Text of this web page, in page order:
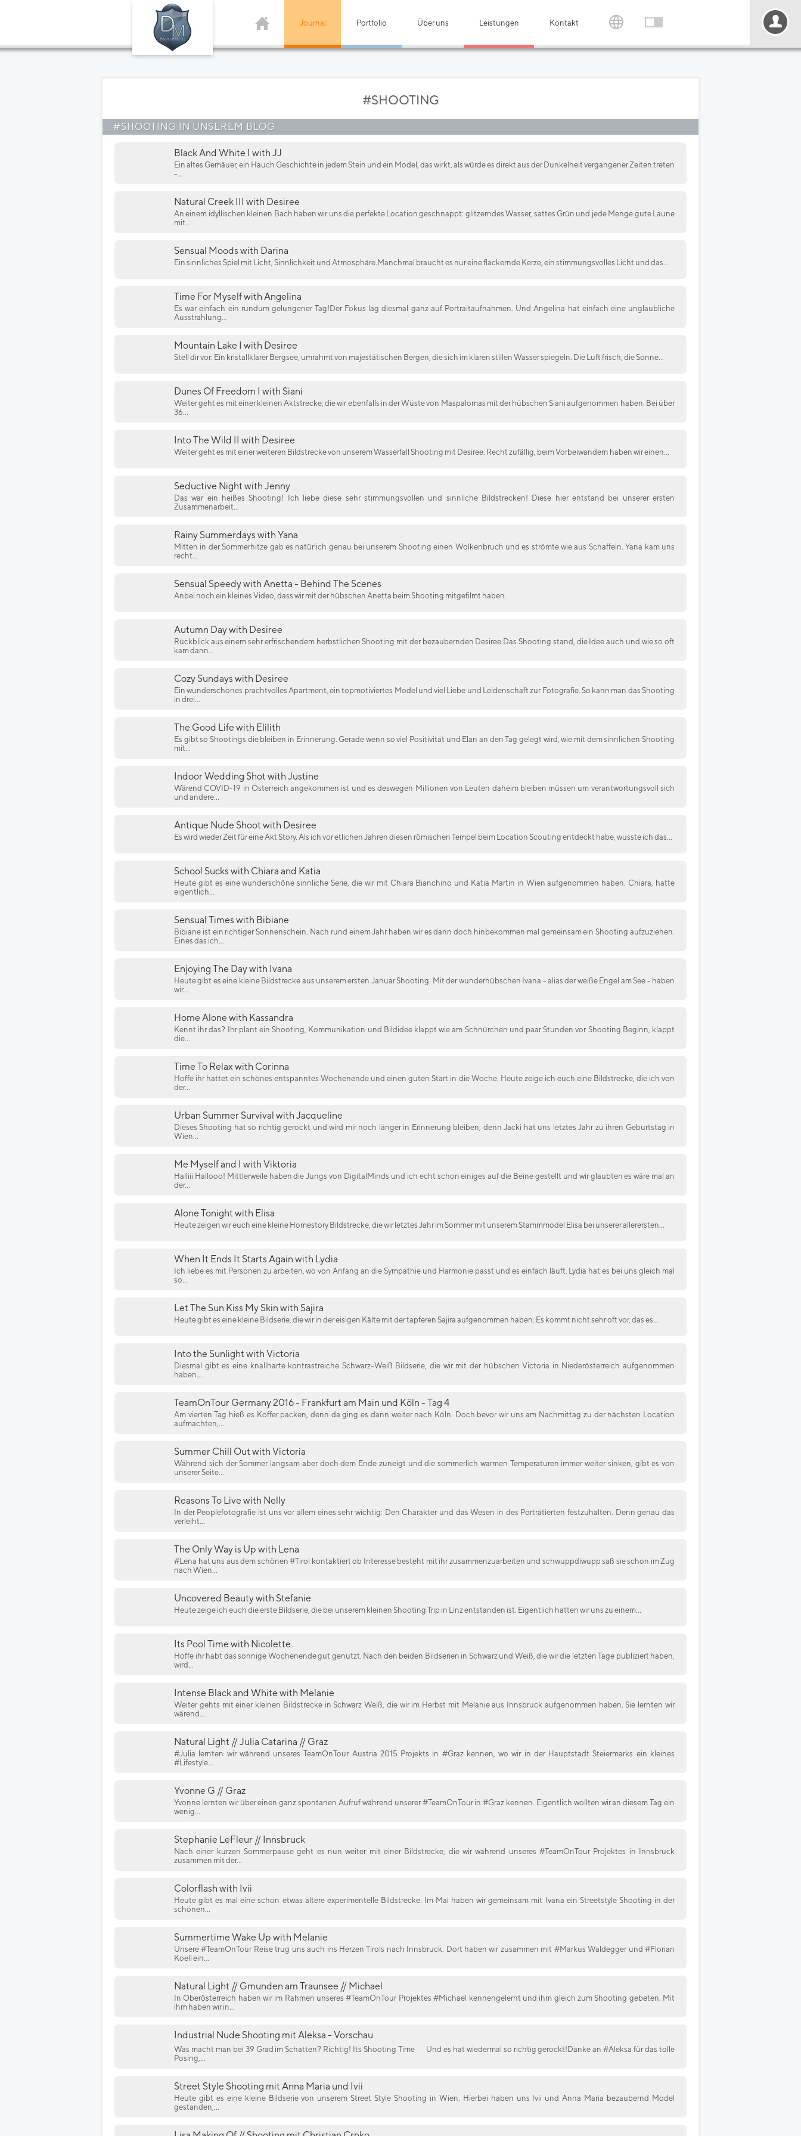
Journal Portfolio Über uns Leistungen Kontakt
#SHOOTING
#SHOOTING IN UNSEREM BLOG
Black And White I with JJ
Ein altes Gemäuer, ein Hauch Geschichte in jedem Stein und ein Model, das wirkt, als würde es direkt aus der Dunkelheit vergangener Zeiten treten
-...
Natural Creek III with Desiree
An einem idyllischen kleinen Bach haben wir uns die perfekte Location geschnappt: glitzerndes Wasser, sattes Grün und jede Menge gute Laune
mit...
Sensual Moods with Darina
Ein sinnliches Spiel mit Licht, Sinnlichkeit und Atmosphäre.Manchmal braucht es nur eine flackernde Kerze, ein stimmungsvolles Licht und das...
Time For Myself with Angelina
Es war einfach ein rundum gelungener Tag!Der Fokus lag diesmal ganz auf Portraitaufnahmen. Und Angelina hat einfach eine unglaubliche
Ausstrahlung...
Mountain Lake I with Desiree
Stell dir vor: Ein kristallklarer Bergsee, umrahmt von majestätischen Bergen, die sich im klaren stillen Wasser spiegeln. Die Luft frisch, die Sonne...
Dunes Of Freedom I with Siani
Weiter geht es mit einer kleinen Aktstrecke, die wir ebenfalls in der Wüste von Maspalomas mit der hübschen Siani aufgenommen haben. Bei über
36...
Into The Wild II with Desiree
Weiter geht es mit einer weiteren Bildstrecke von unserem Wasserfall Shooting mit Desiree. Recht zufällig, beim Vorbeiwandern haben wir einen...
Seductive Night with Jenny
Das war ein heißes Shooting! Ich liebe diese sehr stimmungsvollen und sinnliche Bildstrecken! Diese hier entstand bei unserer ersten
Zusammenarbeit...
Rainy Summerdays with Yana
Mitten in der Sommerhitze gab es natürlich genau bei unserem Shooting einen Wolkenbruch und es strömte wie aus Schaffeln. Yana kam uns
recht...
Sensual Speedy with Anetta - Behind The Scenes
Anbei noch ein kleines Video, dass wir mit der hübschen Anetta beim Shooting mitgefilmt haben.
Autumn Day with Desiree
Rückblick aus einem sehr erfrischendem herbstlichen Shooting mit der bezaubernden Desiree.Das Shooting stand, die Idee auch und wie so oft
kam dann...
Cozy Sundays with Desiree
Ein wunderschönes prachtvolles Apartment, ein topmotiviertes Model und viel Liebe und Leidenschaft zur Fotografie. So kann man das Shooting
in drei...
The Good Life with Elilith
Es gibt so Shootings die bleiben in Erinnerung. Gerade wenn so viel Positivität und Elan an den Tag gelegt wird, wie mit dem sinnlichen Shooting
mit...
Indoor Wedding Shot with Justine
Wärend COVID-19 in Österreich angekommen ist und es deswegen Millionen von Leuten daheim bleiben müssen um verantwortungsvoll sich
und andere...
Antique Nude Shoot with Desiree
Es wird wieder Zeit für eine Akt Story. Als ich vor etlichen Jahren diesen römischen Tempel beim Location Scouting entdeckt habe, wusste ich das...
School Sucks with Chiara and Katia
Heute gibt es eine wunderschöne sinnliche Serie, die wir mit Chiara Bianchino und Katia Martin in Wien aufgenommen haben. Chiara, hatte
eigentlich...
Sensual Times with Bibiane
Bibiane ist ein richtiger Sonnenschein. Nach rund einem Jahr haben wir es dann doch hinbekommen mal gemeinsam ein Shooting aufzuziehen.
Eines das ich...
Enjoying The Day with Ivana
Heute gibt es eine kleine Bildstrecke aus unserem ersten Januar Shooting. Mit der wunderhübschen Ivana - alias der weiße Engel am See - haben
wir...
Home Alone with Kassandra
Kennt ihr das? Ihr plant ein Shooting, Kommunikation und Bildidee klappt wie am Schnürchen und paar Stunden vor Shooting Beginn, klappt
die...
Time To Relax with Corinna
Hoffe ihr hattet ein schönes entspanntes Wochenende und einen guten Start in die Woche. Heute zeige ich euch eine Bildstrecke, die ich von
der...
Urban Summer Survival with Jacqueline
Dieses Shooting hat so richtig gerockt und wird mir noch länger in Erinnerung bleiben, denn Jacki hat uns letztes Jahr zu ihren Geburtstag in
Wien...
Me Myself and I with Viktoria
Halliii Hallooo! Mittlerweile haben die Jungs von DigitalMinds und ich echt schon einiges auf die Beine gestellt und wir glaubten es wäre mal an
der...
Alone Tonight with Elisa
Heute zeigen wir euch eine kleine Homestory Bildstrecke, die wir letztes Jahr im Sommer mit unserem Stammmodel Elisa bei unserer allerersten...
When It Ends It Starts Again with Lydia
Ich liebe es mit Personen zu arbeiten, wo von Anfang an die Sympathie und Harmonie passt und es einfach läuft. Lydia hat es bei uns gleich mal
so...
Let The Sun Kiss My Skin with Sajira
Heute gibt es eine kleine Bildserie, die wir in der eisigen Kälte mit der tapferen Sajira aufgenommen haben. Es kommt nicht sehr oft vor, das es...
Into the Sunlight with Victoria
Diesmal gibt es eine knallharte kontrastreiche Schwarz-Weiß Bildserie, die wir mit der hübschen Victoria in Niederösterreich aufgenommen
haben....
TeamOnTour Germany 2016 - Frankfurt am Main und Köln - Tag 4
Am vierten Tag hieß es Koffer packen, denn da ging es dann weiter nach Köln. Doch bevor wir uns am Nachmittag zu der nächsten Location
aufmachten,...
Summer Chill Out with Victoria
Während sich der Sommer langsam aber doch dem Ende zuneigt und die sommerlich warmen Temperaturen immer weiter sinken, gibt es von
unserer Seite...
Reasons To Live with Nelly
In der Peoplefotografie ist uns vor allem eines sehr wichtig: Den Charakter und das Wesen in des Porträtierten festzuhalten. Denn genau das
verleiht...
The Only Way is Up with Lena
#Lena hat uns aus dem schönen #Tirol kontaktiert ob Interesse besteht mit ihr zusammenzuarbeiten und schwuppdiwupp saß sie schon im Zug
nach Wien...
Uncovered Beauty with Stefanie
Heute zeige ich euch die erste Bildserie, die bei unserem kleinen Shooting Trip in Linz entstanden ist. Eigentlich hatten wir uns zu einem...
Its Pool Time with Nicolette
Hoffe ihr habt das sonnige Wochenende gut genutzt. Nach den beiden Bildserien in Schwarz und Weiß, die wir die letzten Tage publiziert haben,
wird...
Intense Black and White with Melanie
Weiter gehts mit einer kleinen Bildstrecke in Schwarz Weiß, die wir im Herbst mit Melanie aus Innsbruck aufgenommen haben. Sie lernten wir
wärend...
Natural Light // Julia Catarina // Graz
#Julia lernten wir während unseres TeamOnTour Austria 2015 Projekts in #Graz kennen, wo wir in der Hauptstadt Steiermarks ein kleines
#Lifestyle...
Yvonne G // Graz
Yvonne lernten wir über einen ganz spontanen Aufruf während unserer #TeamOnTour in #Graz kennen. Eigentlich wollten wir an diesem Tag ein
wenig...
Stephanie LeFleur // Innsbruck
Nach einer kurzen Sommerpause geht es nun weiter mit einer Bildstrecke, die wir während unseres #TeamOnTour Projektes in Innsbruck
zusammen mit der...
Colorflash with Ivii
Heute gibt es mal eine schon etwas ältere experimentelle Bildstrecke. Im Mai haben wir gemeinsam mit Ivana ein Streetstyle Shooting in der
schönen...
Summertime Wake Up with Melanie
Unsere #TeamOnTour Reise trug uns auch ins Herzen Tirols nach Innsbruck. Dort haben wir zusammen mit #Markus Waldegger und #Florian
Koell ein...
Natural Light // Gmunden am Traunsee // Michael
In Oberösterreich haben wir im Rahmen unseres #TeamOnTour Projektes #Michael kennengelernt und ihm gleich zum Shooting gebeten. Mit
ihm haben wir in...
Industrial Nude Shooting mit Aleksa - Vorschau
Was macht man bei 39 Grad im Schatten? Richtig! Its Shooting Time
Und es hat wiedermal so richtig gerockt!Danke an #Aleksa für das tolle
Posing,...
Street Style Shooting mit Anna Maria und Ivii
Heute gibt es eine kleine Bildserie von unserem Street Style Shooting in Wien. Hierbei haben uns Ivii und Anna Maria bezaubernd Model
gestanden,...